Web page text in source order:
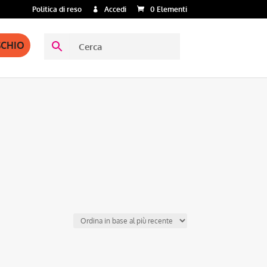
Politica di reso Accedi 0 Elementi